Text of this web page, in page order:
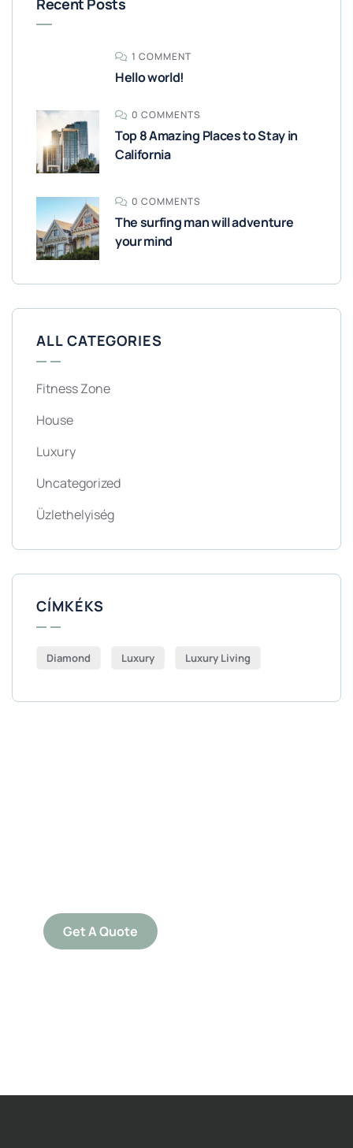
Recent Posts
1 COMMENT
Hello world!
0 COMMENTS
Top 8 Amazing Places to Stay in
California
0 COMMENTS
The surfing man will adventure
your mind
ALL CATEGORIES
Fitness Zone
House
Luxury
Uncategorized
Üzlethelyiség
CÍMKÉKS
Diamond Luxury Luxury Living
Get A Quote